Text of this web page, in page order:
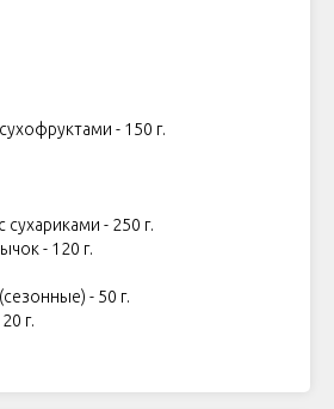
- 150 г.
- 250 г.
- 120 г.
- 50 г.
г.